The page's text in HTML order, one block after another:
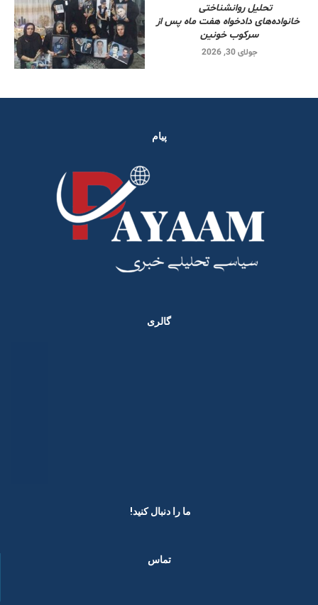
تحلیل روانشناختی
خانواده‌های دادخواه هفت ماه پس از
سرکوب خونین
جولای 30, 2026
پیام
گالری
ما را دنبال کنید! ​
تماس